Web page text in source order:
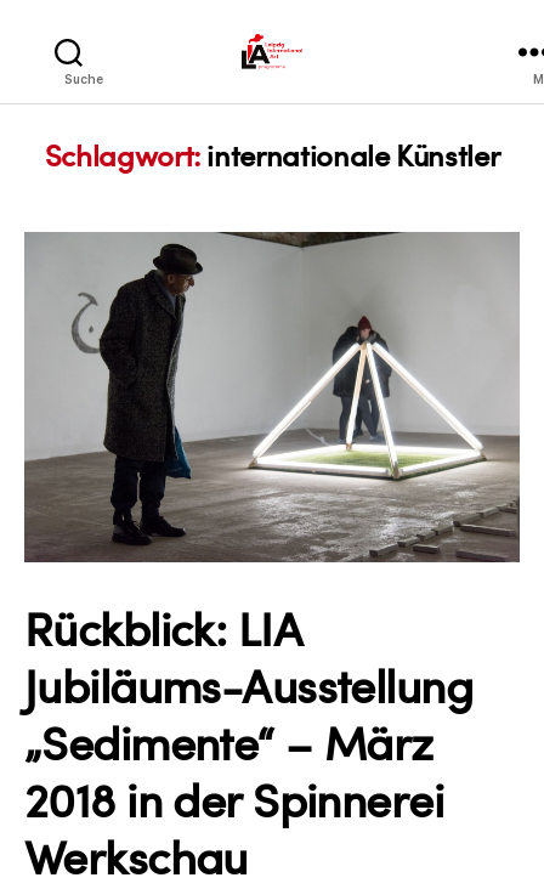
Suche
Schlagwort:internationale Künstler
Rückblick: LIA
Jubiläums-Ausstellung
„Sedimente“ – März
2018 in der Spinnerei
Werkschau